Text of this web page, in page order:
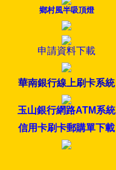
鄉村風半吸頂燈
申請資料下載
華南銀行線上刷卡系統
玉山銀行網路ATM系統
信用卡刷卡郵購單下載